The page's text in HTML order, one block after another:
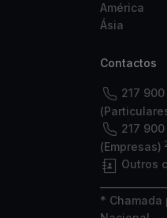
América
Ásia
Contactos
217
217
(Empresas)
Outros
* Chamada